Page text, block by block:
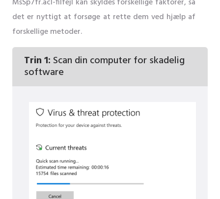
det er nyttigt at forsøge at rette dem ved hjælp af
forskellige metoder.
Trin 1: Scan din computer for skadelig
software